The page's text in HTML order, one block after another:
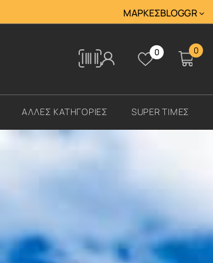
ΜΆΡΚΕΣBLOGGR
Tracking 0 0
ΑΛΛΕΣ ΚΑΤΗΓΟΡΙΕΣ SUPER ΤΙΜΕΣ